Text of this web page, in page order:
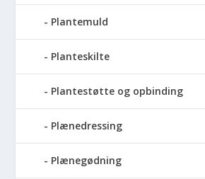
Plantemuld
Planteskilte
Plantestøtte og opbinding
Plænedressing
Plænegødning